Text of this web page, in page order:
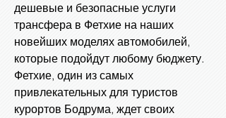
дешевые и безопасные услуги
трансфера в Фетхие на наших
новейших моделях автомобилей,
которые подойдут любому бюджету.
Фетхие, один из самых
привлекательных для туристов
курортов Бодрума, ждет своих